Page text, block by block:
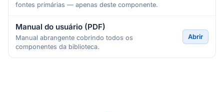
fontes primárias — apenas deste componente.
Manual do usuário (PDF)
Manual abrangente cobrindo todos os
componentes da biblioteca.
Abrir